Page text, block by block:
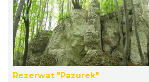
Rezerwat "Pazurek"